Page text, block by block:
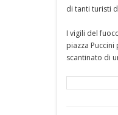
di tanti turisti
I vigili del
piazza
scantinato di